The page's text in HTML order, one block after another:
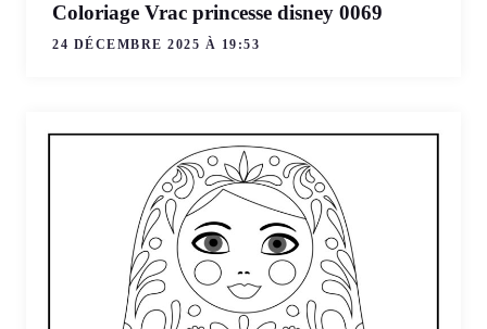
Coloriage Vrac princesse disney 0069
24 DÉCEMBRE 2025 À 19:53